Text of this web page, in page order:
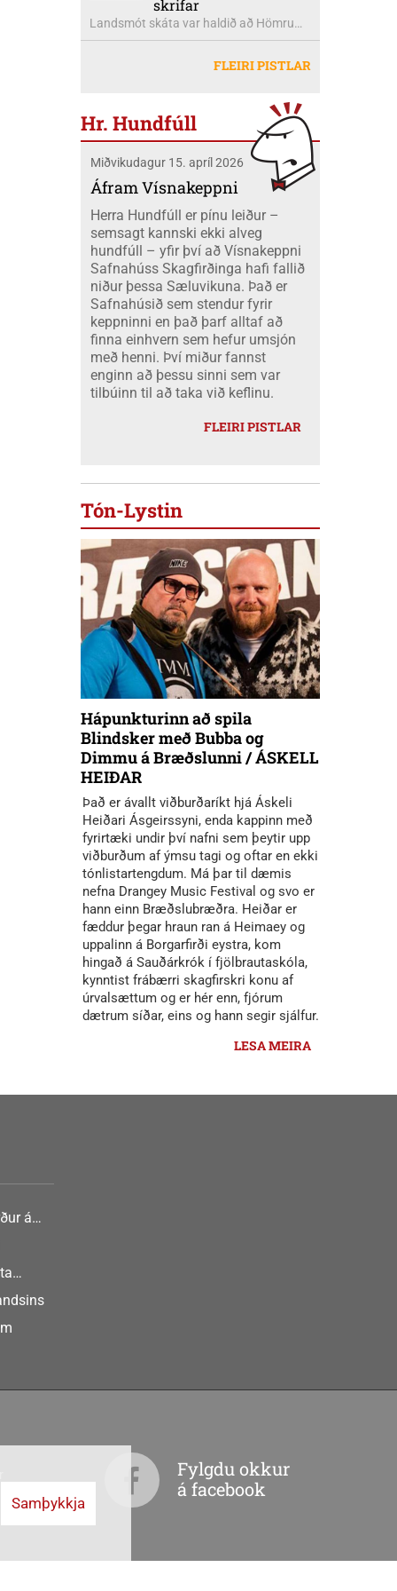
þess. Munar þar mörgum milljörðum
króna árlega. Með öðrum orðum er verið
peningum. Væri ekki nær að nota þá
FINNA eftir Heidu Karine
Jóhannesdóttur Mobeck og Kari Elise
Mobeck kl. 15:00. Auk þess verður boðið
Borghildi Óskarsdóttur, Ósk
Vilhjálmsdóttur og Huldu Ragnhildi
skrifar
Landsmót skáta var haldið að Hömrum,
Akureyri, dagana 20-26 júlí. Eilífsbúar
létu sig ekki vanta þangað og fóru átta
Við áttum einnig fólk í fjölskyldubúðum,
fengum aukahendur til að aðstoða í
"matartjaldinu" og síðan komu margir úr
félaginu okkar í heimsókn til okkar á
opna deginum. Landsmót skáta er
stærsti viðburður skátahreyfingarinnar
og voru að þessu sinni um 1100
þátttakendur frá fjöldamörgum þjóðum
en flestir af erlendu skátunum komu frá
Kanada eða um 400 skátar.
FLEIRI PISTLAR
Hr. Hundfúll
Miðvikudagur 15. apríl 2026
Áfram Vísnakeppni
Herra Hundfúll er pínu leiður –
semsagt kannski ekki alveg
hundfúll – yfir því að Vísnakeppni
Safnahúss Skagfirðinga hafi fallið
niður þessa Sæluvikuna. Það er
Safnahúsið sem stendur fyrir
keppninni en það þarf alltaf að
finna einhvern sem hefur umsjón
með henni. Því miður fannst
enginn að þessu sinni sem var
tilbúinn til að taka við keflinu.
FLEIRI PISTLAR
Tón-Lystin
Hápunkturinn að spila
Blindsker með Bubba og
Dimmu á Bræðslunni / ÁSKELL
HEIÐAR
Það er ávallt viðburðaríkt hjá Áskeli
Heiðari Ásgeirssyni, enda kappinn með
fyrirtæki undir því nafni sem þeytir upp
viðburðum af ýmsu tagi og oftar en ekki
tónlistartengdum. Má þar til dæmis
nefna Drangey Music Festival og svo er
hann einn Bræðslubræðra. Heiðar er
fæddur þegar hraun ran á Heimaey og
uppalinn á Borgarfirði eystra, kom
hingað á Sauðárkrók í fjölbrautaskóla,
kynntist frábærri skagfirskri konu af
úrvalsættum og er hér enn, fjórum
dætrum síðar, eins og hann segir sjálfur.
LESA MEIRA
á
Fylgdu okkur
á facebook
Samþykkja